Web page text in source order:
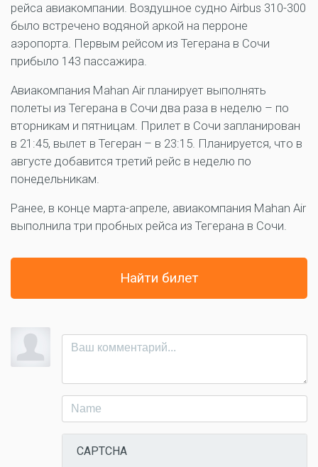
рейса авиакомпании. Воздушное судно Airbus 310-300
было встречено водяной аркой на перроне
аэропорта. Первым рейсом из Тегерана в Сочи
прибыло 143 пассажира.
Авиакомпания Mahan Air планирует выполнять
полеты из Тегерана в Сочи два раза в неделю – по
вторникам и пятницам. Прилет в Сочи запланирован
в 21:45, вылет в Тегеран – в 23:15. Планируется, что в
августе добавится третий рейс в неделю по
понедельникам.
Ранее, в конце марта-апреле, авиакомпания Mahan Air
выполнила три пробных рейса из Тегерана в Сочи.
Найти билет
CAPTCHA